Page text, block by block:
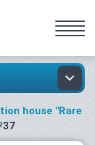
house "Rare